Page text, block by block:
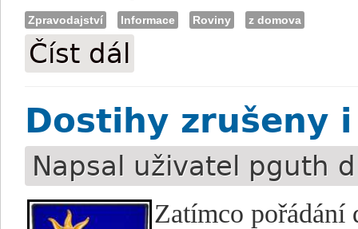
Zpravodajství Informace Roviny z domova
Číst dál
Dostihy zrušeny
Napsal uživatel pguth
Zatímco